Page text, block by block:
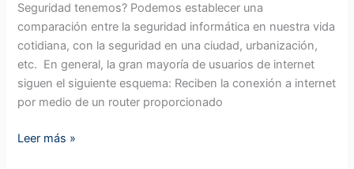
Seguridad tenemos? Podemos establecer una
comparación entre la seguridad informática en nuestra vida
cotidiana, con la seguridad en una ciudad, urbanización,
etc. En general, la gran mayoría de usuarios de internet
siguen el siguiente esquema: Reciben la conexión a internet
por medio de un router proporcionado
Leer más »